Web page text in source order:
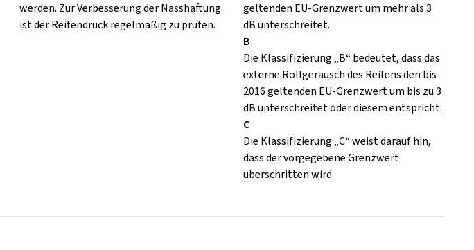
werden. Zur Verbesserung der Nasshaftung
ist der Reifendruck regelmäßig zu prüfen.
geltenden EU-Grenzwert um mehr als 3
dB unterschreitet.
B
Die Klassifizierung „B“ bedeutet, dass das
externe Rollgeräusch des Reifens den bis
2016 geltenden EU-Grenzwert um bis zu 3
dB unterschreitet oder diesem entspricht.
C
Die Klassifizierung „C“ weist darauf hin,
dass der vorgegebene Grenzwert
überschritten wird.